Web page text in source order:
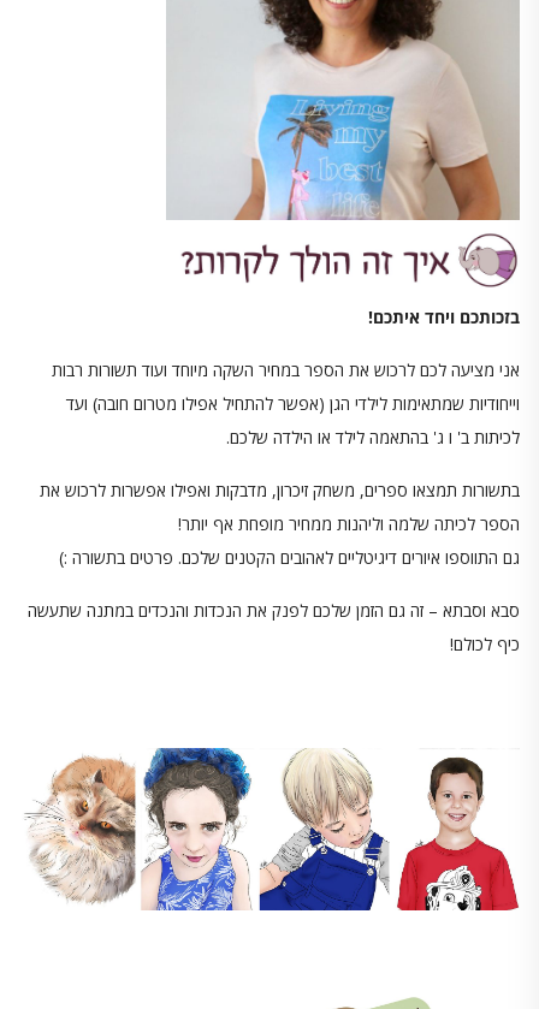
בזכותכם ויחד איתכם!
אני מציעה לכם לרכוש את הספר במחיר השקה מיוחד ועוד תשורות רבות
וייחודיות שמתאימות לילדי הגן (אפשר להתחיל אפילו מטרום חובה) ועד
לכיתות ב' ו ג' בהתאמה לילד או הילדה שלכם.
בתשורות תמצאו ספרים, משחק זיכרון, מדבקות ואפילו אפשרות לרכוש את
הספר לכיתה שלמה וליהנות ממחיר מופחת אף יותר!
גם התווספו איורים דיגיטליים לאהובים הקטנים שלכם. פרטים בתשורה :)
סבא וסבתא – זה גם הזמן שלכם לפנק את הנכדות והנכדים במתנה שתעשה
כיף לכולם!